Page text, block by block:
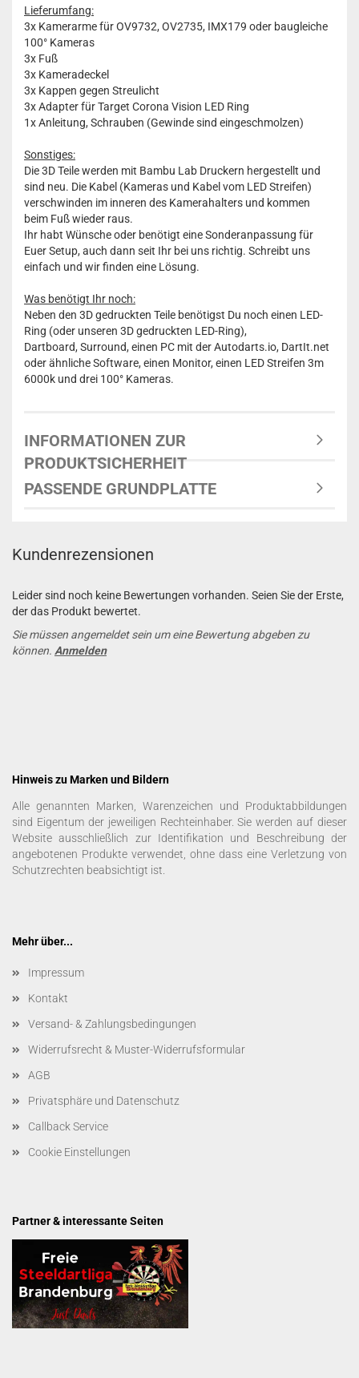
Lieferumfang:
3x Kamerarme für OV9732, OV2735, IMX179 oder baugleiche
100° Kameras
3x Fuß
3x Kameradeckel
3x Kappen gegen Streulicht
3x Adapter für Target Corona Vision LED Ring
1x Anleitung, Schrauben (Gewinde sind eingeschmolzen)
Sonstiges:
Die 3D Teile werden mit Bambu Lab Druckern hergestellt und
sind neu. Die Kabel (Kameras und Kabel vom LED Streifen)
verschwinden im inneren des Kamerahalters und kommen
beim Fuß wieder raus.
Ihr habt Wünsche oder benötigt eine Sonderanpassung für
Euer Setup, auch dann seit Ihr bei uns richtig. Schreibt uns
einfach und wir finden eine Lösung.
Was benötigt Ihr noch:
Neben den 3D gedruckten Teile benötigst Du noch einen LED-
Ring (oder unseren 3D gedruckten LED-Ring),
Dartboard, Surround, einen PC mit der Autodarts.io, DartIt.net
oder ähnliche Software, einen Monitor, einen LED Streifen 3m
6000k und drei 100° Kameras.
INFORMATIONEN ZUR
PRODUKTSICHERHEIT
PASSENDE GRUNDPLATTE
Kundenrezensionen
Leider sind noch keine Bewertungen vorhanden. Seien Sie der Erste,
der das Produkt bewertet.
Sie müssen angemeldet sein um eine Bewertung abgeben zu
können. Anmelden
Hinweis zu Marken und Bildern
Alle genannten Marken, Warenzeichen und Produktabbildungen
sind Eigentum der jeweiligen Rechteinhaber. Sie werden auf dieser
Website ausschließlich zur Identifikation und Beschreibung der
angebotenen Produkte verwendet, ohne dass eine Verletzung von
Schutzrechten beabsichtigt ist.
Mehr über...
Impressum
Kontakt
Versand- & Zahlungsbedingungen
Widerrufsrecht & Muster-Widerrufsformular
AGB
Privatsphäre und Datenschutz
Callback Service
Cookie Einstellungen
Partner & interessante Seiten